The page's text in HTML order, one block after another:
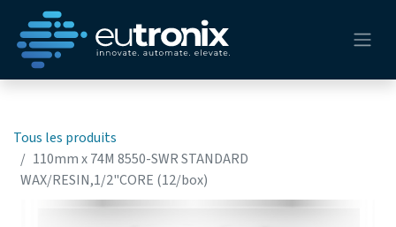
Tous les produits
110mm x 74M 8550-SWR STANDARD
WAX/RESIN,1/2"CORE (12/box)